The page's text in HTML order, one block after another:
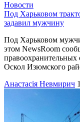
Новости
Под Харьковом
задавил мужчину
Под Харьковом
этом NewsRoom
Оскол Изюмского
Анастасія Невмирич